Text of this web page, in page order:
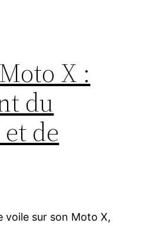
X :
du
de
voile sur son Moto X,